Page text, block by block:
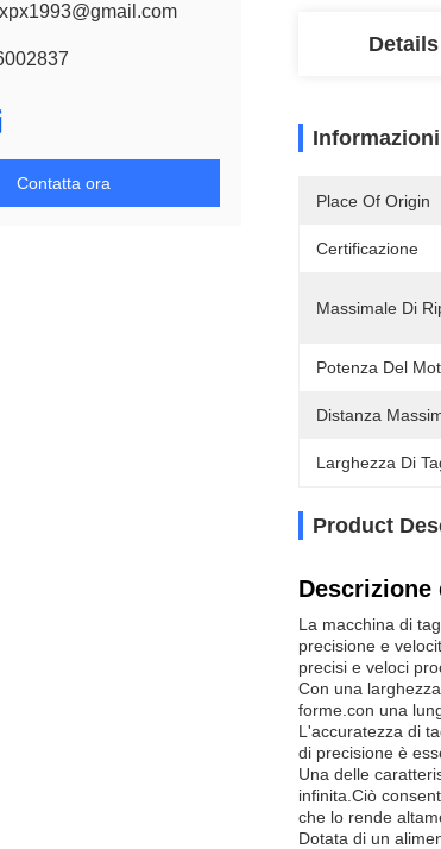
Contatta ora
Place Of Origin
Certificazione
Massimale Di
Potenza Del
Distanza
Larghezza Di
Product
La macchina di
precisione e
precisi e veloci
Con una
forme.con una
L'accuratezza di
di precisione è
Una delle
infinita.Ciò
che lo rende
Dotata di un